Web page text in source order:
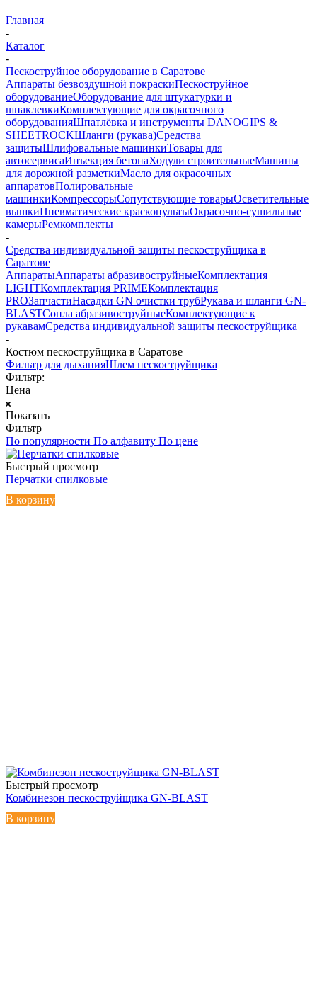
Главная
-
Каталог
-
Пескоструйное оборудование в Саратове
Аппараты безвоздушной покраскиПескоструйное
оборудованиеОборудование для штукатурки и
шпаклевкиКомплектующие для окрасочного
оборудованияШпатлёвка и инструменты DANOGIPS &
SHEETROCKШланги (рукава)Средства
защитыШлифовальные машинкиТовары для
автосервисаИнъекция бетонаХодули строительныеМашины
для дорожной разметкиМасло для окрасочных
аппаратовПолировальные
машинкиКомпрессорыСопутствующие товарыОсветительные
вышкиПневматические краскопультыОкрасочно-сушильные
камерыРемкомплекты
-
Средства индивидуальной защиты пескоструйщика в
Саратове
АппаратыАппараты абразивоструйныеКомплектация
LIGHTКомплектация PRIMEКомплектация
PROЗапчастиНасадки GN очистки трубРукава и шланги GN-
BLASTСопла абразивоструйныеКомплектующие к
рукавамСредства индивидуальной защиты пескоструйщика
-
Костюм пескоструйщика в Саратове
Фильтр для дыханияШлем пескоструйщика
Фильтр:
Цена
Показать
Фильтр
По популярности По алфавиту По цене
Быстрый просмотр
Перчатки спилковые
В корзину
Быстрый просмотр
Комбинезон пескоструйщика GN-BLAST
В корзину